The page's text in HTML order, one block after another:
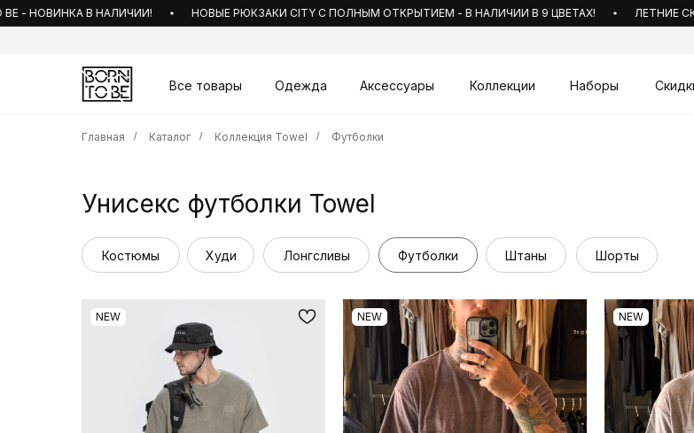
- НОВИНКА В НАЛИЧИИ! НОВЫЕ РЮКЗАКИ CITY С ПОЛНЫМ ОТКРЫТИЕМ - В НАЛИЧИИ В 9 ЦВЕТАХ! ЛЕТНИЕ
Все товары Одежда Аксессуары Наборы
Коллекции
Главная / Каталог / Коллекция Towel / Футболки
Унисекс футболки Towel
Лонгсливы Шорты
Футболки
Костюмы Штаны
Худи
NEW NEW NEW